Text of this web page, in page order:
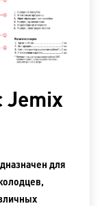
Jemix
для